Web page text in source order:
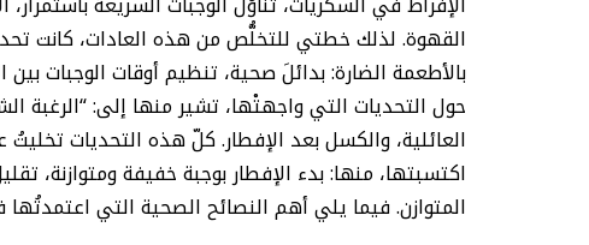
القهوة. لذلك خطتي للتخلُّص من هذه العادات، كانت
بالأطعمة الضارة: بدائلَ صحية، تنظيم أوقات الوجبات
حول التحديات التي واجهتْها، تشير منها إلى: “الرغبة
العائلية، والكسل بعد الإفطار. كلّ هذه التحديات تخليتُ
اكتسبتها، منها: بدء الإفطار بوجبة خفيفة ومتوازنة،
المتوازن. فيما يلي أهم النصائح الصحية التي